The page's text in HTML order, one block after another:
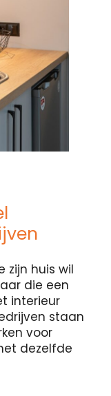
zijn huis wil
die een
interieur
staan
voor
dezelfde